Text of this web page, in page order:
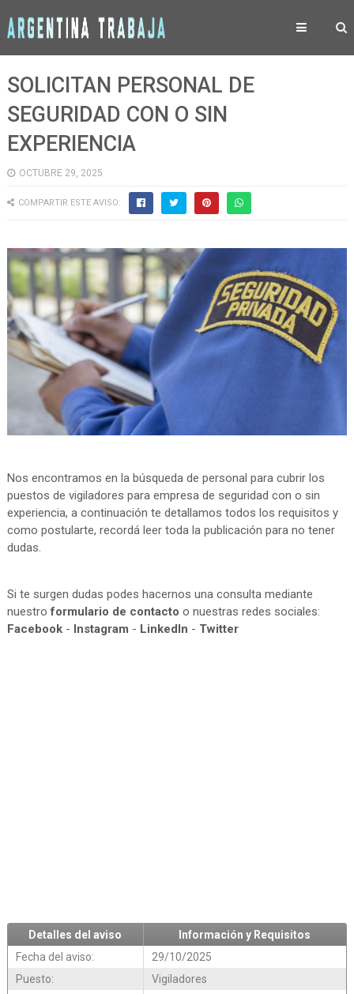
SOLICITAN PERSONAL DE
SEGURIDAD CON O SIN
EXPERIENCIA
OCTUBRE 29, 2025
COMPARTIR ESTE AVISO:
Nos encontramos en la búsqueda de personal para cubrir los
puestos de vigiladores para empresa de seguridad con o sin
experiencia, a continuación te detallamos todos los requisitos y
como postularte, recordá leer toda la publicación para no tener
dudas.
Si te surgen dudas podes hacernos una consulta mediante
nuestroformulario de contacto o nuestras redes sociales:
Facebook- Instagram - LinkedIn - Twitter
Detalles del aviso
Información y Requisitos
Fecha del aviso:
29/10/2025
Puesto:
Vigiladores